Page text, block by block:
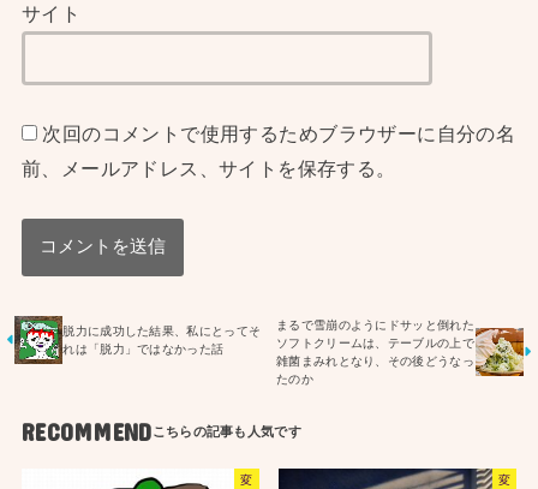
サイト
次回のコメントで使用するためブラウザーに自分の名
前、メールアドレス、サイトを保存する。
脱力に成功した結果、私にとってそ
れは「脱力」ではなかった話
まるで雪崩のようにドサッと倒れた
ソフトクリームは、テーブルの上で
雑菌まみれとなり、その後どうなっ
たのか
RECOMMEND
変 変